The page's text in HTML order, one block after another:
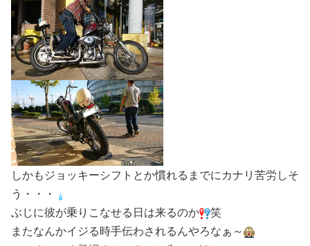
しかもジョッキーシフトとか慣れるまでにカナリ苦労しそ
う・・・
ぶじに彼が乗りこなせる日は来るのか
笑
またなんかイジる時手伝わされるんやろなぁ～